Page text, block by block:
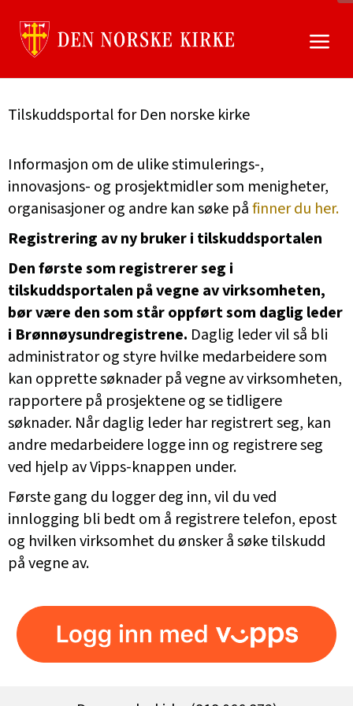
innhold
Tilskuddsportal for Den norske kirke
Informasjon om de ulike stimulerings-,
innovasjons- og prosjektmidler som menigheter,
organisasjoner og andre kan søke påfinner du her.
Registrering av ny bruker i tilskuddsportalen
Den første som registrerer seg i
tilskuddsportalen på vegne av virksomheten,
bør være den som står oppført som daglig leder
i Brønnøysundregistrene. Daglig leder vil så bli
administrator og styre hvilke medarbeidere som
kan opprette søknader på vegne av virksomheten,
rapportere på prosjektene og se tidligere
søknader. Når daglig leder har registrert seg, kan
andre medarbeidere logge inn og registrere seg
ved hjelp av Vipps-knappen under.
Første gang du logger deg inn, vil du ved
innlogging bli bedt om å registrere telefon, epost
og hvilken virksomhet du ønsker å søke tilskudd
på vegne av.